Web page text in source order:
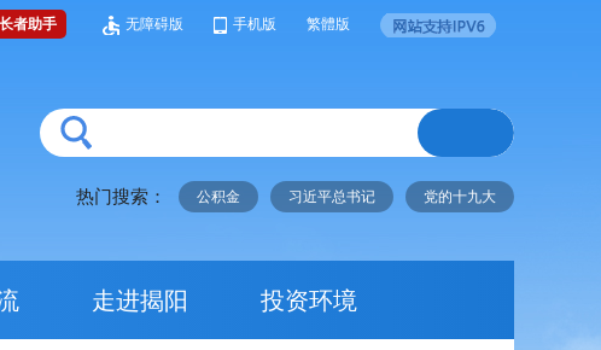
长者助手 无障碍版 手机版 繁體版
热门搜索： 公积金 习近平总书记 党的十九大
走进揭阳 投资环境